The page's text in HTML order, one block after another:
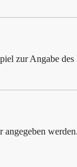
zur Angabe
angegeben